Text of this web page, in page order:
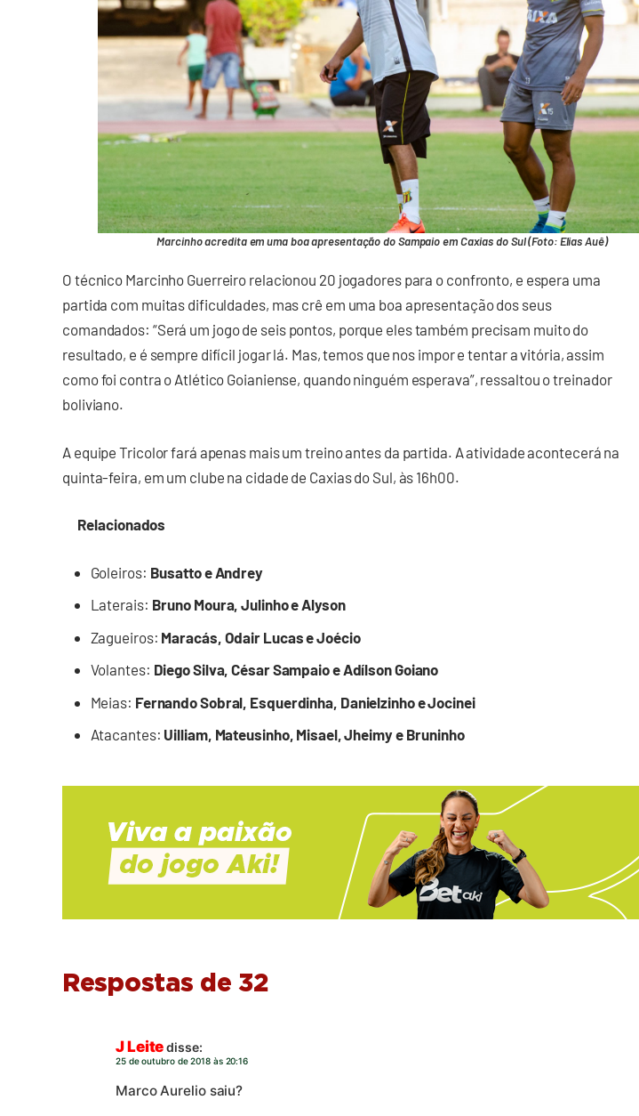
Marcinho acredita em uma boa apresentação do Sampaio em Caxias do Sul (Foto: Elias Auê)
O técnico Marcinho Guerreiro relacionou 20 jogadores para o confronto, e espera uma
partida com muitas dificuldades, mas crê em uma boa apresentação dos seus
comandados: “Será um jogo de seis pontos, porque eles também precisam muito do
resultado, e é sempre difícil jogar lá. Mas, temos que nos impor e tentar a vitória, assim
como foi contra o Atlético Goianiense, quando ninguém esperava”, ressaltou o treinador
boliviano.
A equipe Tricolor fará apenas mais um treino antes da partida. A atividade acontecerá na
quinta-feira, em um clube na cidade de Caxias do Sul, às 16h00.
Relacionados
Goleiros: Busatto e Andrey
Laterais: Bruno Moura, Julinho e Alyson
Zagueiros: Maracás, Odair Lucas e Joécio
Volantes: Diego Silva, César Sampaio e Adílson Goiano
Meias: Fernando Sobral, Esquerdinha, Danielzinho e Jocinei
Atacantes: Uilliam, Mateusinho, Misael, Jheimy e Bruninho
Respostas de 32
J Leitedisse:
25 de outubro de 2018 às 20:16
Marco Aurelio saiu?